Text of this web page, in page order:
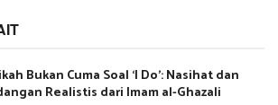
Bukan Cuma Soal ‘I Do’: Nasihat dan
Realistis dari Imam al-Ghazali